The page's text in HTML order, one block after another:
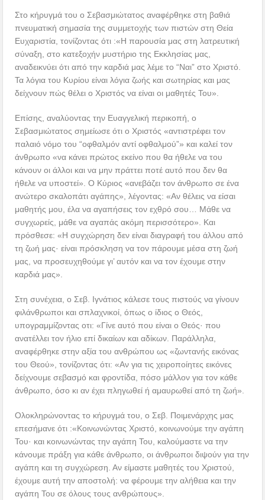
Στο κήρυγμά του ο Σεβασμιώτατος αναφέρθηκε στη βαθιά
πνευματική σημασία της συμμετοχής των πιστών στη Θεία
Ευχαριστία, τονίζοντας ότι :«Η παρουσία μας στη λατρευτική
σύναξη, στο κατεξοχήν μυστήριο της Εκκλησίας μας,
αναδεικνύει ότι από την καρδιά μας λέμε το “Ναι” στο Χριστό.
Τα λόγια του Κυρίου είναι λόγια ζωής και σωτηρίας και μας
δείχνουν πώς θέλει ο Χριστός να είναι οι μαθητές Του».
Επίσης, αναλύοντας την Ευαγγελική περικοπή, ο
Σεβασμιώτατος σημείωσε ότι ο Χριστός «αντιστρέφει τον
παλαιό νόμο του “οφθαλμόν αντί οφθαλμού”» και καλεί τον
άνθρωπο «να κάνει πρώτος εκείνο που θα ήθελε να του
κάνουν οι άλλοι και να μην πράττει ποτέ αυτό που δεν θα
ήθελε να υποστεί». Ο Κύριος «ανεβάζει τον άνθρωπο σε ένα
ανώτερο σκαλοπάτι αγάπης», λέγοντας: «Αν θέλεις να είσαι
μαθητής μου, έλα να αγαπήσεις τον εχθρό σου… Μάθε να
συγχωρείς, μάθε να αγαπάς ακόμη περισσότερο». Και
πρόσθεσε: «Η συγχώρηση δεν είναι διαγραφή του άλλου από
τη ζωή μας· είναι πρόσκληση να τον πάρουμε μέσα στη ζωή
μας, να προσευχηθούμε γι’ αυτόν και να τον έχουμε στην
καρδιά μας».
Στη συνέχεια, ο Σεβ. Ιγνάτιος κάλεσε τους πιστούς να γίνουν
φιλάνθρωποι και σπλαχνικοί, όπως ο ίδιος ο Θεός,
υπογραμμίζοντας οτι: «Γίνε αυτό που είναι ο Θεός· που
ανατέλλει τον ήλιο επί δικαίων και αδίκων. Παράλληλα,
αναφέρθηκε στην αξία του ανθρώπου ως «ζωντανής εικόνας
του Θεού», τονίζοντας ότι: «Αν για τις χειροποίητες εικόνες
δείχνουμε σεβασμό και φροντίδα, πόσο μάλλον για τον κάθε
άνθρωπο, όσο κι αν έχει πληγωθεί ή αμαυρωθεί από τη ζωή».
Ολοκληρώνοντας το κήρυγμά του, ο Σεβ. Ποιμενάρχης μας
επεσήμανε ότι :«Κοινωνώντας Χριστό, κοινωνούμε την αγάπη
Του· και κοινωνώντας την αγάπη Του, καλούμαστε να την
κάνουμε πράξη για κάθε άνθρωπο, οι άνθρωποι διψούν για την
αγάπη και τη συγχώρεση. Αν είμαστε μαθητές του Χριστού,
έχουμε αυτή την αποστολή: να φέρουμε την αλήθεια και την
αγάπη Του σε όλους τους ανθρώπους».